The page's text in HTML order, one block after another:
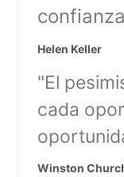
Helen Keller
"El
cada
Winston